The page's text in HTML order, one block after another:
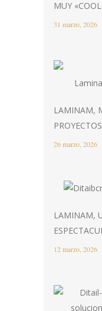
MUY
31 marzo, 2026
LAMINAM,
26 marzo, 2026
LAMINAM,
12 marzo, 2026